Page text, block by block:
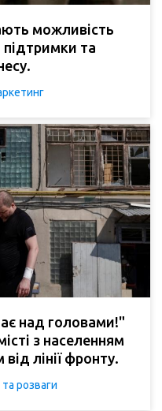
можливість
та
над головами!"
з населенням
лінії фронту.
розваги